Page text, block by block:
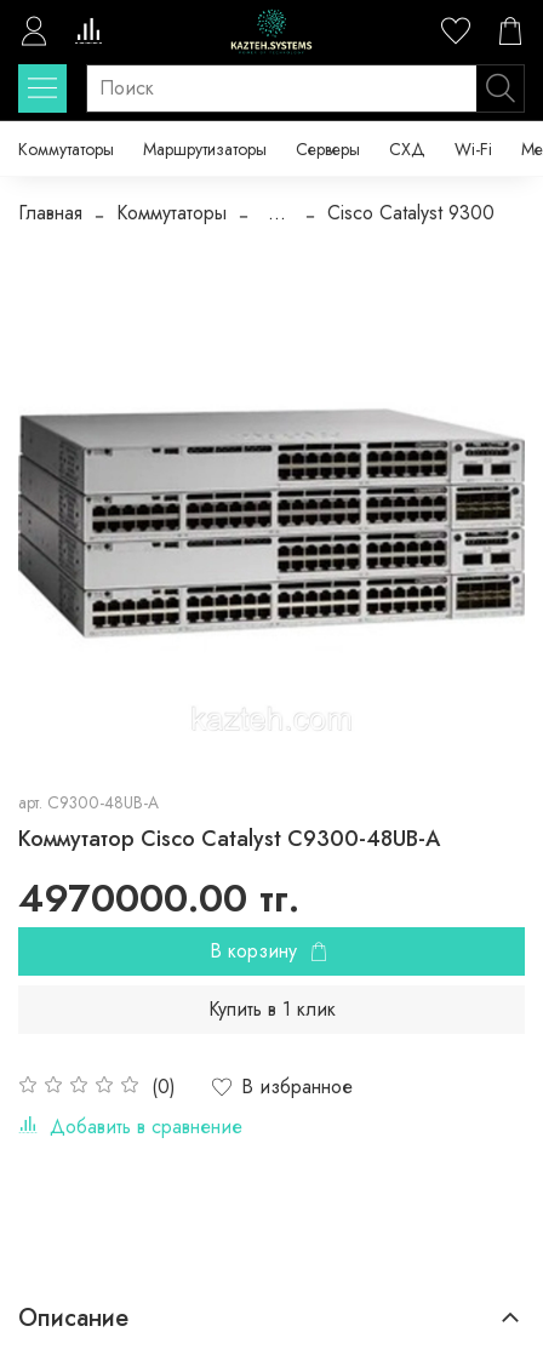
Коммутаторы Маршрутизаторы Серверы СХД Wi-Fi
Главная Коммутаторы ... Cisco Catalyst 9300
арт. C9300-48UB-A
Коммутатор Cisco Catalyst C9300-48UB-A
(0)
В избранное
Добавить в сравнение
4970000.00 тг.
В корзину
Купить в 1 клик
Описание